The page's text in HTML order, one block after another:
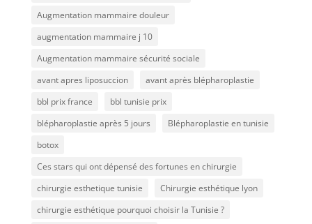
Augmentation mammaire douleur
augmentation mammaire j 10
Augmentation mammaire sécurité sociale
avant apres liposuccion
avant après blépharoplastie
bbl prix france
bbl tunisie prix
blépharoplastie après 5 jours
Blépharoplastie en tunisie
botox
Ces stars qui ont dépensé des fortunes en chirurgie
chirurgie esthetique tunisie
Chirurgie esthétique lyon
chirurgie esthétique pourquoi choisir la Tunisie ?